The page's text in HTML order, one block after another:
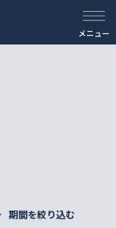
メニュー
期間を絞り込む